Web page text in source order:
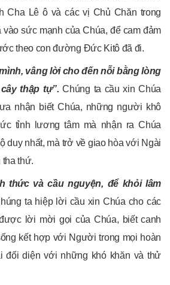
Cha Lê ô và các vị Chủ Chăn trong
sức mạnh của Chúa, để cam đảm
theo con đường Đức Kitô đã đi.
vâng lời cho đến nỗi bằng lòng
thập tự”.Chúng ta cầu xin Chúa
nhận biết Chúa, những người khô
tỉnh lương tâm mà nhận ra Chúa
duy nhất, mà trở về giao hòa với Ngài
thứ.
thức và cầu nguyện, để khỏi lâm
ta hiệp lời cầu xin Chúa cho các
lời mời gọi của Chúa, biết canh
kết hợp với Người trong mọi hoàn
đối diện với những khó khăn và thử